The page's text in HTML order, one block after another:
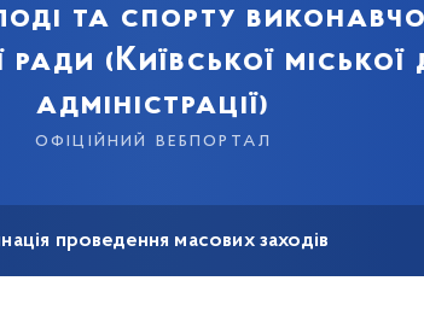
та спорту
ради (Київської
адміністрації)
офіційний вебпортал
проведення масових заходів